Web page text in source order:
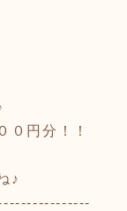
０円分！！
♪